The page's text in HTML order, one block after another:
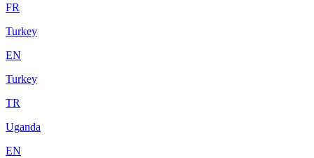
FR
Turkey
EN
Turkey
TR
Uganda
EN